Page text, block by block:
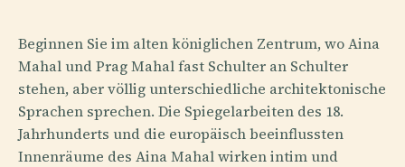
Beginnen Sie im alten königlichen Zentrum, wo Aina
Mahal und Prag Mahal fast Schulter an Schulter
stehen, aber völlig unterschiedliche architektonische
Sprachen sprechen. Die Spiegelarbeiten des 18.
Jahrhunderts und die europäisch beeinflussten
Innenräume des Aina Mahal wirken intim und